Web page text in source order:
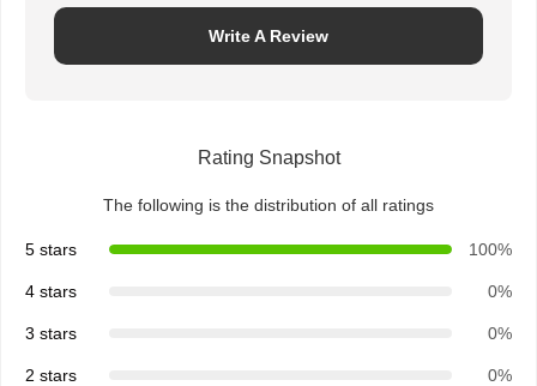
Write A Review
Rating Snapshot
The following is the distribution of all ratings
5 stars 100%
4 stars 0%
3 stars 0%
2 stars 0%